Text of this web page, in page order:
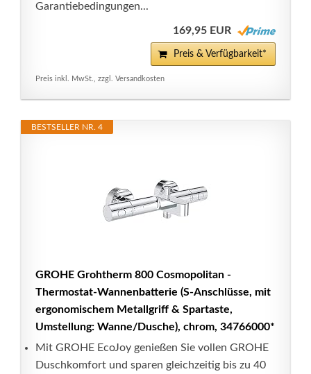
Garantiebedingungen...
169,95 EUR
Preis & Verfügbarkeit*
Preis inkl. MwSt., zzgl. Versandkosten
BESTSELLER NR. 4
GROHE Grohtherm 800 Cosmopolitan -
Thermostat-Wannenbatterie (S-Anschlüsse, mit
ergonomischem Metallgriff & Spartaste,
Umstellung: Wanne/Dusche), chrom, 34766000*
Mit GROHE EcoJoy genießen Sie vollen GROHE
Duschkomfort und sparen gleichzeitig bis zu 40